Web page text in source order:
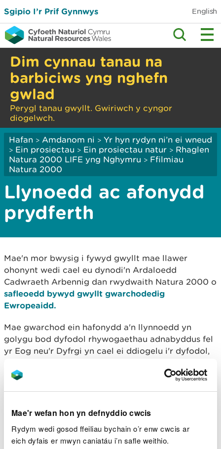
Mae'r wefan hon yn defnyddio cwcis
Rydym wedi gosod ffeiliau bychain o’r enw cwcis ar
eich dyfais er mwyn caniatáu i’n safle weithio.
Sgipio I’r Prif Gynnwys English
Dim cynnau tanau na
barbiciws yng nghefn
gwlad
Perygl tanau gwyllt. Gwiriwch y cyngor
diogelwch.
Hafan > Amdanom ni > Yr hyn rydyn ni’n ei wneud
> Ein prosiectau > Ein prosiectau natur > Rhaglen
Natura 2000 LIFE yng Nghymru > Ffilmiau
Natura 2000
Llynoedd ac afonydd
prydferth
Mae'n mor bwysig i fywyd gwyllt mae llawer
ohonynt wedi cael eu dynodi'n Ardaloedd
Cadwraeth Arbennig dan rwydwaith Natura 2000 o
safleoedd bywyd gwyllt gwarchodedig
Ewropeaidd.
Mae gwarchod ein hafonydd a'n llynnoedd yn
golygu bod dyfodol rhywogaethau adnabyddus fel
yr Eog neu'r Dyfrgi yn cael ei ddiogelu i'r dyfodol,
llysywen bendoll a misglen berlog yr afon.
cynlluniau gweithredu â chostau ar gyfer pob safle
Afon a Llyn Natura 2000 yng Nghymru, gan
gynllunio i'r dyfodol a helpu i sicrhau arian
hollbwysig.